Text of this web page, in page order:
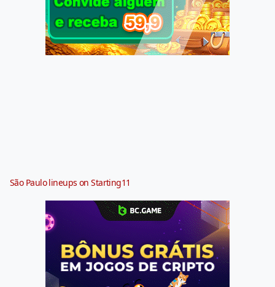
São Paulo lineups on Starting11